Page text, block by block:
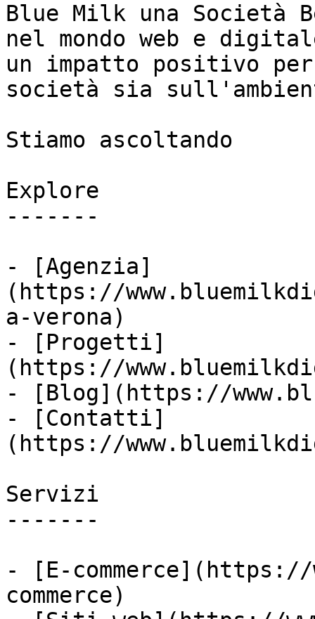
Blue Milk una
nel mondo web e
un impatto positivo
società sia
Stiamo ascoltando
Explore
-------
- [Agenzia]
(https://
a-verona)
- [Progetti]
(https://
- [Blog](https://
- [Contatti]
(https://
Servizi
-------
- [E-
commerce)